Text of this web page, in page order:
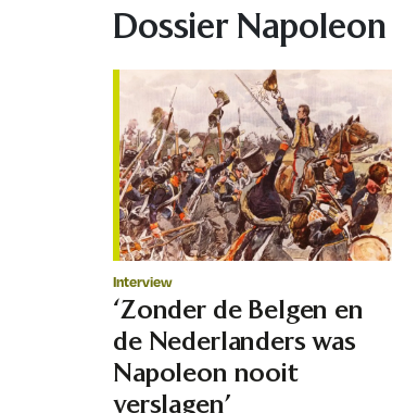
Dossier Napoleon
Interview
‘Zonder de Belgen en
de Nederlanders was
Napoleon nooit
verslagen’